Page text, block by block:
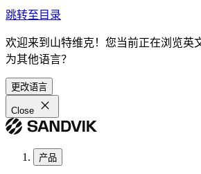
跳转至目录
欢迎来到山特维克！您当前正在浏览英
为其他语言？
更改语言
Close
产品